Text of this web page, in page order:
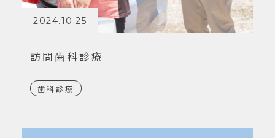
2024.10.25
訪問歯科診療
歯科診療